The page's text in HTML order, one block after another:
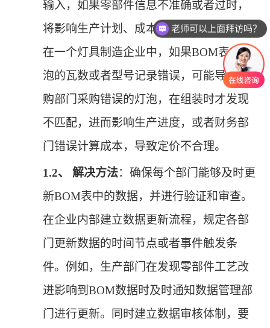
输入，如果零部件信息不准确或者过时，
将影响生产计划、成本管理等工作。例如
在一个灯具制造企业中，如果BOM表中灯
泡的瓦数或者型号记录错误，可能导致采
购部门采购错误的灯泡，在组装时才发现
不匹配，进而影响生产进度，或者财务部
门错误计算成本，导致定价不合理。
1.2、解决方法：确保每个部门能够及时更
新BOM表中的数据，并进行验证和审查。
在企业内部建立数据更新流程，规定各部
门更新数据的时间节点或者事件触发条
件。例如，生产部门在发现零部件工艺改
进影响到BOM数据时及时通知数据管理部
门进行更新。同时建立数据审核体制，要
老师可以上面拜访吗？